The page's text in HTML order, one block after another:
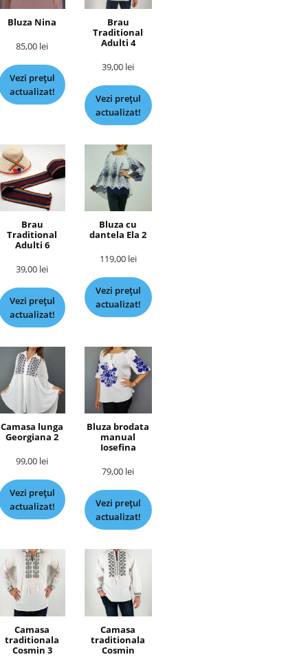
Bluza Nina
85,00 lei
Vezi prețul
actualizat!
Brau
Traditional
Adulti 4
39,00 lei
Vezi prețul
actualizat!
Brau
Traditional
Adulti 6
39,00 lei
Vezi prețul
actualizat!
Bluza cu
dantela Ela 2
119,00 lei
Vezi prețul
actualizat!
Camasa lunga
Georgiana 2
99,00 lei
Vezi prețul
actualizat!
Bluza brodata
manual
Iosefina
79,00 lei
Vezi prețul
actualizat!
Camasa
traditionala
Cosmin 3
Camasa
traditionala
Cosmin